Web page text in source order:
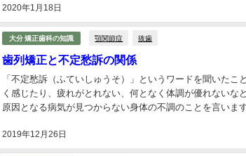
2020年1月18日
大分 矯正歯科の知識 顎関節症 抜歯
歯列矯正と不定愁訴の関係
2019年12月26日
「不定愁訴（ふていしゅうそ）」というワードを聞いたこ
く感じたり、疲れがとれない、何となく体調が優れないな
原因となる病気が見つからない身体の不調のことを言いま